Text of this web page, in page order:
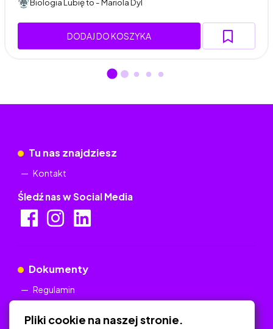
Biologia Lubię to - Mariola Dyl
DODAJ DO KOSZYKA
Tu nas znajdziesz
Kontakt
Śledź nas w Social Media
Dokumenty
Regulamin
Pliki cookie na naszej stronie.